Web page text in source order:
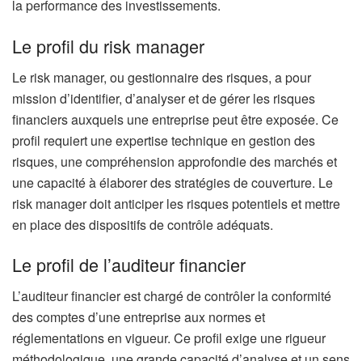
la performance des investissements.
Le profil du risk manager
Le risk manager, ou gestionnaire des risques, a pour
mission d’identifier, d’analyser et de gérer les risques
financiers auxquels une entreprise peut être exposée. Ce
profil requiert une expertise technique en gestion des
risques, une compréhension approfondie des marchés et
une capacité à élaborer des stratégies de couverture. Le
risk manager doit anticiper les risques potentiels et mettre
en place des dispositifs de contrôle adéquats.
Le profil de l’auditeur financier
L’auditeur financier est chargé de contrôler la conformité
des comptes d’une entreprise aux normes et
réglementations en vigueur. Ce profil exige une rigueur